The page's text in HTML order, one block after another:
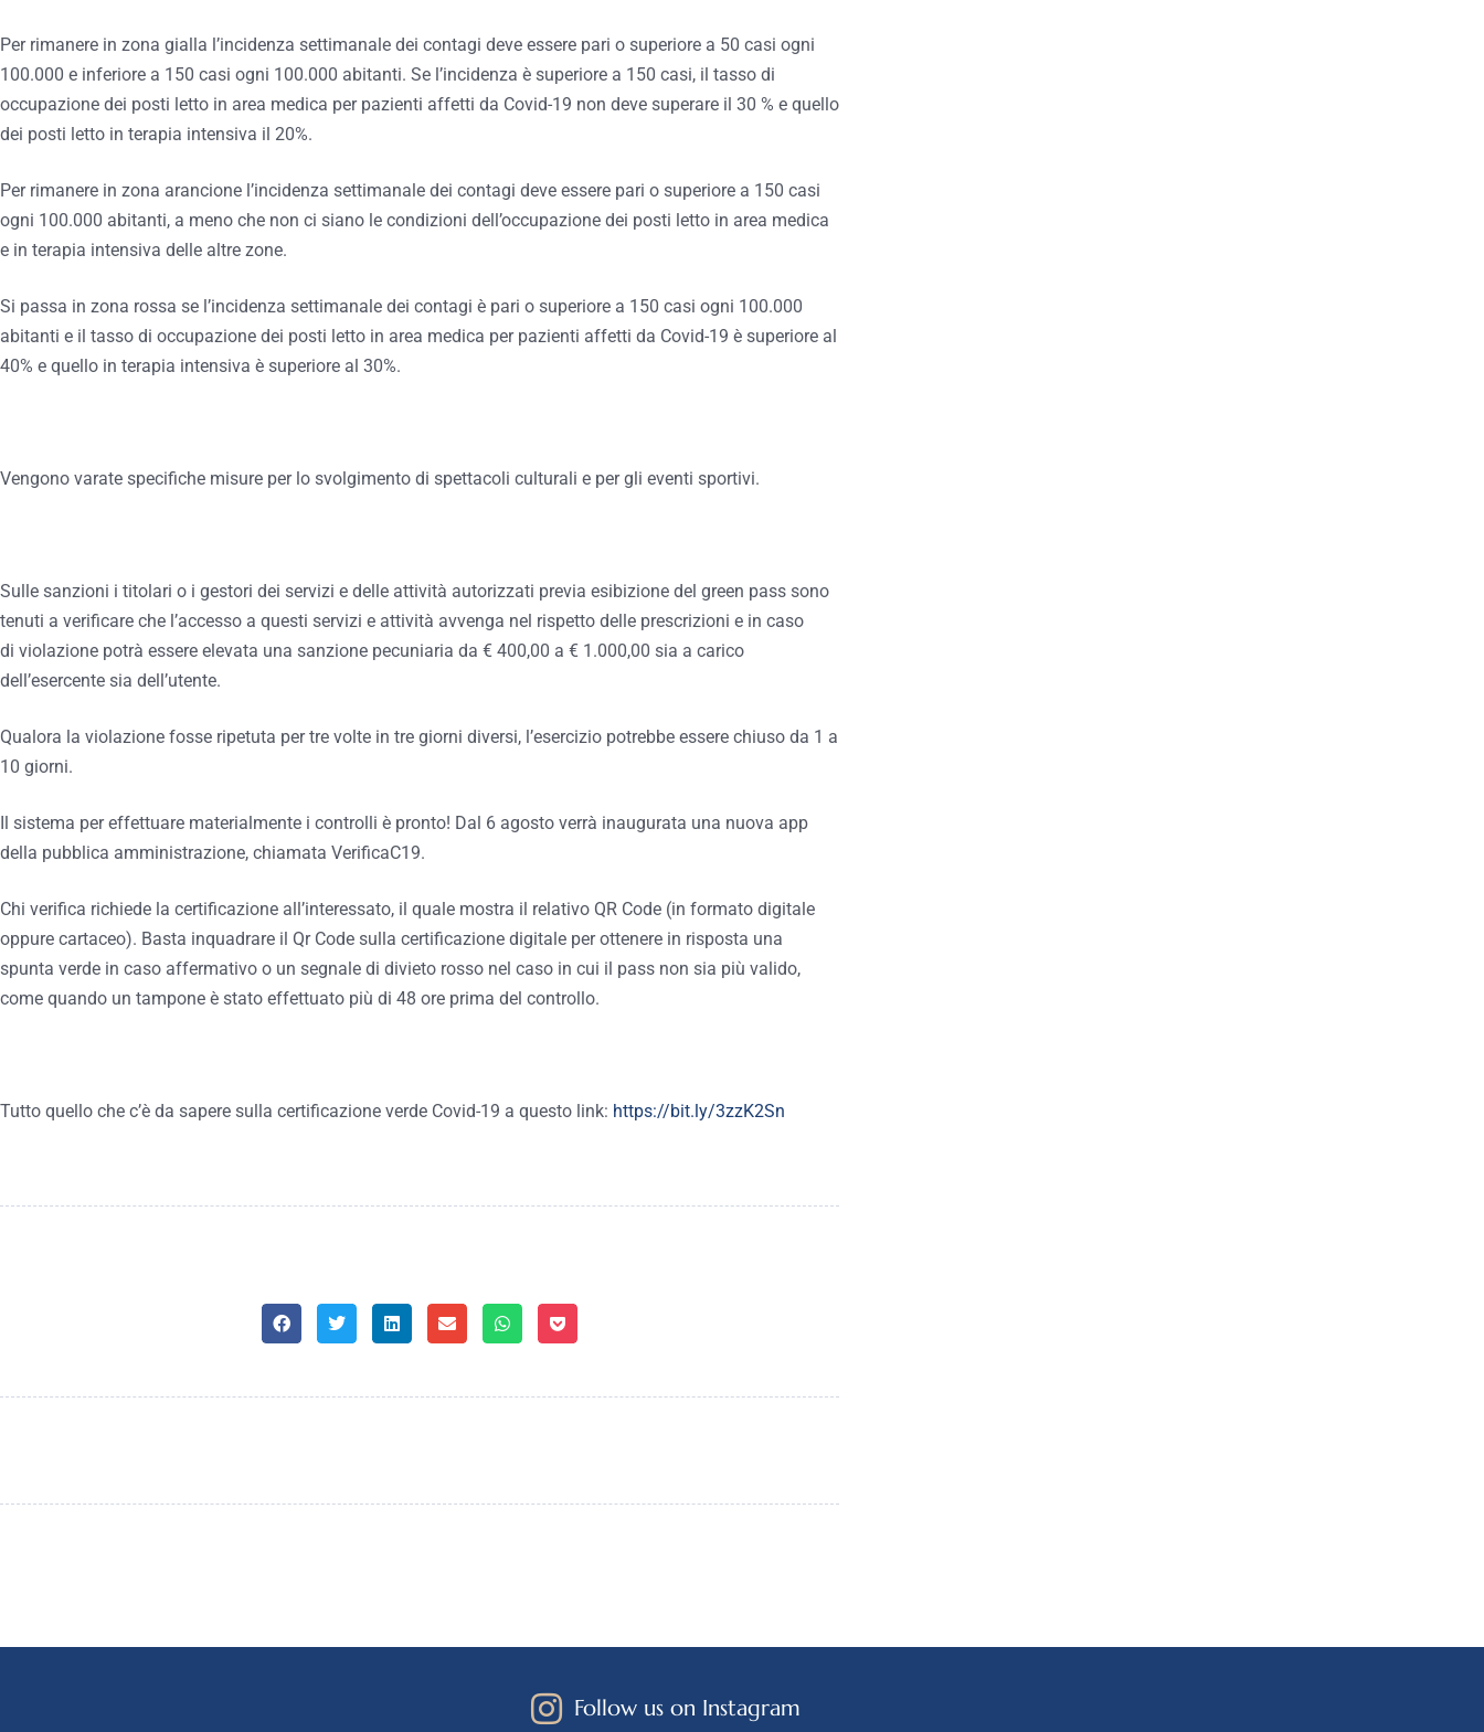
Per rimanere in zona gialla l’incidenza settimanale dei contagi deve essere pari o superiore a 50 casi ogni
100.000 e inferiore a 150 casi ogni 100.000 abitanti. Se l’incidenza è superiore a 150 casi, il tasso di
occupazione dei posti letto in area medica per pazienti affetti da Covid-19 non deve superare il 30 % e quello
dei posti letto in terapia intensiva il 20%.
Per rimanere in zona arancione l’incidenza settimanale dei contagi deve essere pari o superiore a 150 casi
ogni 100.000 abitanti, a meno che non ci siano le condizioni dell’occupazione dei posti letto in area medica
e in terapia intensiva delle altre zone.
Si passa in zona rossa se l’incidenza settimanale dei contagi è pari o superiore a 150 casi ogni 100.000
abitanti e il tasso di occupazione dei posti letto in area medica per pazienti affetti da Covid-19 è superiore al
40% e quello in terapia intensiva è superiore al 30%.
Vengono varate specifiche misure per lo svolgimento di spettacoli culturali e per gli eventi sportivi.
Sulle sanzioni i titolari o i gestori dei servizi e delle attività autorizzati previa esibizione del green pass sono
tenuti a verificare che l’accesso a questi servizi e attività avvenga nel rispetto delle prescrizioni e in caso
di violazione potrà essere elevata una sanzione pecuniaria da € 400,00 a € 1.000,00 sia a carico
dell’esercente sia dell’utente.
Qualora la violazione fosse ripetuta per tre volte in tre giorni diversi, l’esercizio potrebbe essere chiuso da 1 a
10 giorni.
Il sistema per effettuare materialmente i controlli è pronto! Dal 6 agosto verrà inaugurata una nuova app
della pubblica amministrazione, chiamata VerificaC19.
Chi verifica richiede la certificazione all’interessato, il quale mostra il relativo QR Code (in formato digitale
oppure cartaceo). Basta inquadrare il Qr Code sulla certificazione digitale per ottenere in risposta una
spunta verde in caso affermativo o un segnale di divieto rosso nel caso in cui il pass non sia più valido,
come quando un tampone è stato effettuato più di 48 ore prima del controllo.
Tutto quello che c’è da sapere sulla certificazione verde Covid-19 a questo link: https://bit.ly/3zzK2Sn
Follow us on Instagram